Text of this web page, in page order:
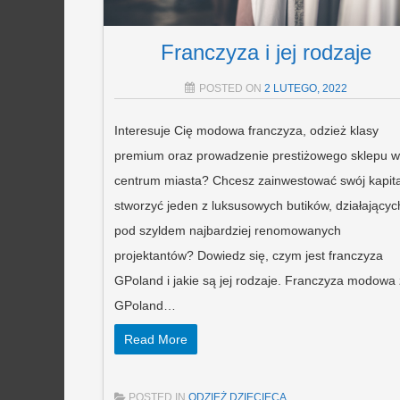
Franczyza i jej rodzaje
POSTED ON2 LUTEGO, 2022
Interesuje Cię modowa franczyza, odzież klasy
premium oraz prowadzenie prestiżowego sklepu w
centrum miasta? Chcesz zainwestować swój
stworzyć jeden z luksusowych butików,
pod szyldem najbardziej renomowanych
projektantów? Dowiedz się, czym jest franczyza
GPoland i jakie są jej rodzaje. Franczyza modowa
GPoland…
Read More
POSTED IN ODZIEŻ DZIECIĘCA